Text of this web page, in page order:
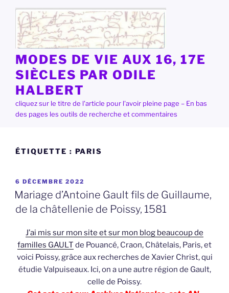
contenu
principal
MODES DE VIE AUX 16, 17E
SIÈCLES PAR ODILE
HALBERT
cliquez sur le titre de l'article pour l'avoir pleine page – En bas
des pages les outils de recherche et commentaires
ÉTIQUETTE : PARIS
PUBLIÉ
LE
6 DÉCEMBRE 2022
Mariage d’Antoine Gault fils de Guillaume,
de la châtellenie de Poissy, 1581
J’ai mis sur mon site et sur mon blog beaucoup de
familles GAULT de Pouancé, Craon, Châtelais, Paris, et
voici Poissy, grâce aux recherches de Xavier Christ, qui
étudie Valpuiseaux. Ici, on a une autre région de Gault,
celle de Poissy.